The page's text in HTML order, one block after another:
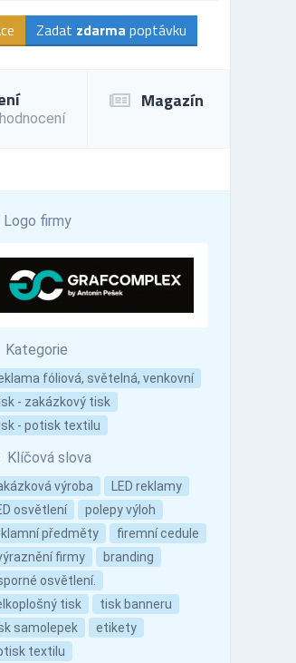
Zadat zdarma poptávku
hodnocení
Magazín
Logo firmy
Kategorie
fóliová, světelná, venkovní
- zakázkový tisk
- potisk textilu
Klíčová slova
výroba
LED reklamy
osvětlení
polepy výloh
předměty
firemní cedule
firmy
branding
osvětlení.
tisk
tisk banneru
samolepek
etikety
textilu